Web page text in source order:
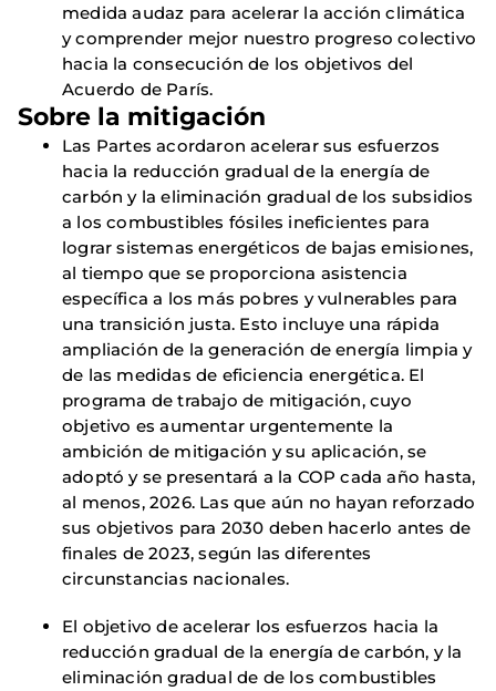
medida audaz para acelerar la acción climática
y comprender mejor nuestro progreso colectivo
hacia la consecución de los objetivos del
Acuerdo de París.
Sobre la mitigación
Las Partes acordaron acelerar sus esfuerzos
hacia la reducción gradual de la energía de
carbón y la eliminación gradual de los subsidios
a los combustibles fósiles ineficientes para
lograr sistemas energéticos de bajas emisiones,
al tiempo que se proporciona asistencia
específica a los más pobres y vulnerables para
una transición justa. Esto incluye una rápida
ampliación de la generación de energía limpia y
de las medidas de eficiencia energética. El
programa de trabajo de mitigación, cuyo
objetivo es aumentar urgentemente la
ambición de mitigación y su aplicación, se
adoptó y se presentará a la COP cada año hasta,
al menos, 2026. Las que aún no hayan reforzado
sus objetivos para 2030 deben hacerlo antes de
finales de 2023, según las diferentes
circunstancias nacionales.
El objetivo de acelerar los esfuerzos hacia la
reducción gradual de la energía de carbón, y la
eliminación gradual de de los combustibles